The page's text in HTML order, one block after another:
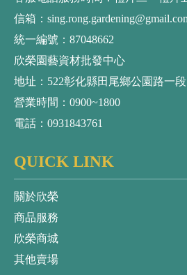
信箱：
統一編號：87048662
欣榮園藝資材批發中心
地址：522彰化縣田尾鄉公園路一段
營業時間：0900~1800
電話：0931843761
QUICK LINK
關於欣榮
商品服務
欣榮商城
其他賣場